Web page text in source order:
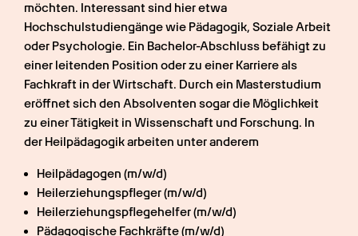
möchten. Interessant sind hier etwa
Hochschulstudiengänge wie Pädagogik, Soziale Arbeit
oder Psychologie. Ein Bachelor-Abschluss befähigt zu
einer leitenden Position oder zu einer Karriere als
Fachkraft in der Wirtschaft. Durch ein Masterstudium
eröffnet sich den Absolventen sogar die Möglichkeit
zu einer Tätigkeit in Wissenschaft und Forschung. In
der Heilpädagogik arbeiten unter anderem
Heilpädagogen (m/w/d)
Heilerziehungspfleger (m/w/d)
Heilerziehungspflegehelfer (m/w/d)
Pädagogische Fachkräfte (m/w/d)